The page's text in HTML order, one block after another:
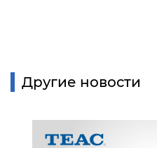
Другие новости